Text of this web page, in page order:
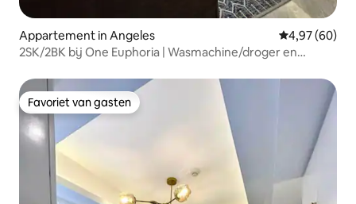
Appartement in Angeles Gemiddelde
4,97 (60)
2SK/2BK bij One Euphoria | Wasmachine/droger en
Favoriet van gasten
Favoriet van gasten